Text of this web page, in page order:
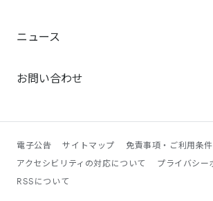
ニュース
お問い合わせ
電子公告 サイトマップ
免責事項・ご利用条件
アクセシビリティの対応について
プライバシー
RSSについて